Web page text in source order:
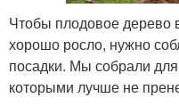
Чтобы плодовое дерево
хорошо росло, нужно
посадки. Мы собрали
которыми лучше не